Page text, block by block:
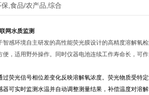
保,食品/农产品,综合
网水质监测
智感环境自主研发的高性能荧光膜设计的高精度溶解氧
，适用野外操作。同时仪器电池连续工作寿命长，可作
过荧光信号相位差变化反映溶解氧浓度。荧光物质受特
可实时监测水温并自动调整测量结果，补偿温度对溶